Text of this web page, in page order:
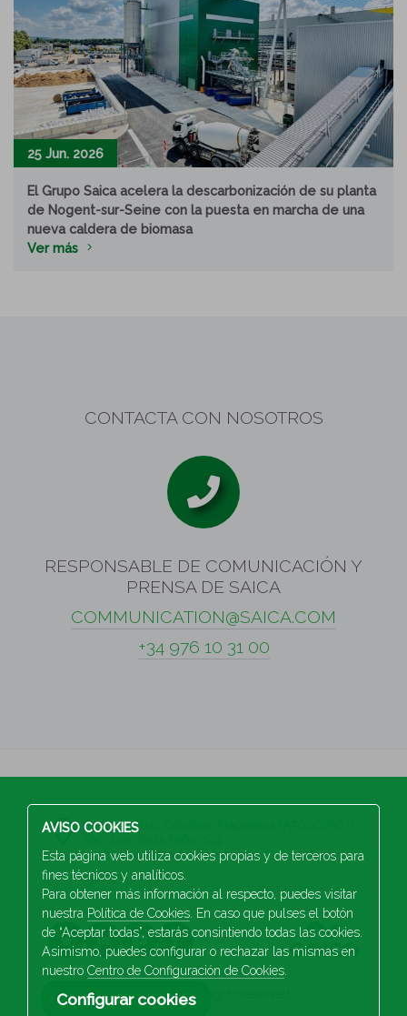
25 Jun. 2026
El Grupo Saica acelera la descarbonización de su planta
de Nogent-sur-Seine con la puesta en marcha de una
nueva caldera de biomasa
Ver más
CONTACTA CON NOSOTROS
RESPONSABLE DE COMUNICACIÓN Y
PRENSA DE SAICA
COMMUNICATION@SAICA.COM
+34 976 10 31 00
S.A Industrias Celulosa Aragonesa (A50002567)
50015 Zaragoza (ESPAÑA)
+34 976 103 100
2026 Saica. All rights reserved
AVISO COOKIES
Esta página web utiliza cookies propias y de terceros para
fines técnicos y analíticos.
Para obtener más información al respecto, puedes visitar
nuestra Política de Cookies . En caso que pulses el botón
de “Aceptar todas”, estarás consintiendo todas las cookies.
Asimismo, puedes configurar o rechazar las mismas en
nuestro Centro de Configuración de Cookies
Configurar cookies